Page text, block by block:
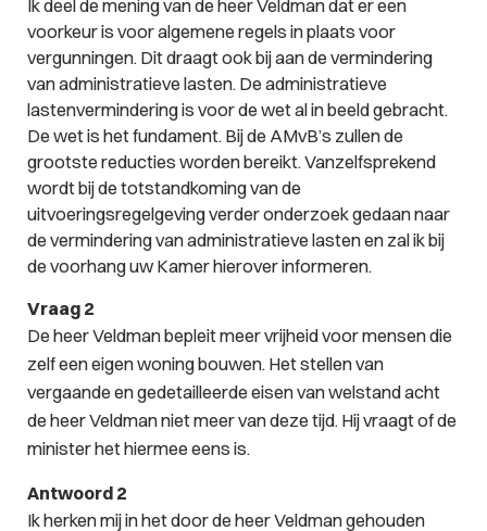
Ik deel de mening van de heer Veldman dat er een
voorkeur is voor algemene regels in plaats voor
vergunningen. Dit draagt ook bij aan de vermindering
van administratieve lasten. De administratieve
lastenvermindering is voor de wet al in beeld gebracht.
De wet is het fundament. Bij de AMvB’s zullen de
grootste reducties worden bereikt. Vanzelfsprekend
wordt bij de totstandkoming van de
uitvoeringsregelgeving verder onderzoek gedaan naar
de vermindering van administratieve lasten en zal ik bij
de voorhang uw Kamer hierover informeren.
Vraag 2
De heer Veldman bepleit meer vrijheid voor mensen die
zelf een eigen woning bouwen. Het stellen van
vergaande en gedetailleerde eisen van welstand acht
de heer Veldman niet meer van deze tijd. Hij vraagt of de
minister het hiermee eens is.
Antwoord 2
Ik herken mij in het door de heer Veldman gehouden